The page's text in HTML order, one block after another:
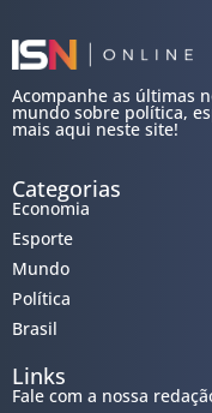
Acompanhe as últimas
mundo sobre política,
mais aqui neste site!
Categorias
Economia
Esporte
Mundo
Política
Brasil
Links
Fale com a nossa